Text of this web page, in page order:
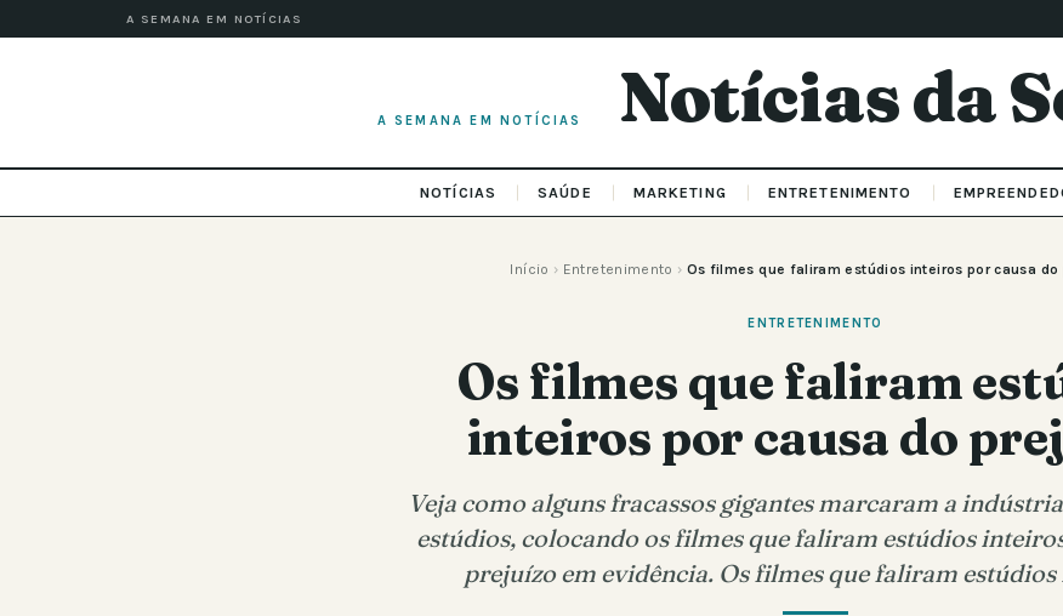
A SEMANA EM NOTÍCIAS
A SEMANA EM NOTÍCIAS Notícias da
NOTÍCIAS SAÚDE MARKETING ENTRETENIMENTO
Início › Entretenimento › Os filmes que faliram estúdios inteiros por causa do
ENTRETENIMENTO
Os filmes que faliram
inteiros por causa do
Veja como alguns fracassos gigantes marcaram a
estúdios, colocando os filmes que faliram estúdios
prejuízo em evidência. Os filmes que faliram